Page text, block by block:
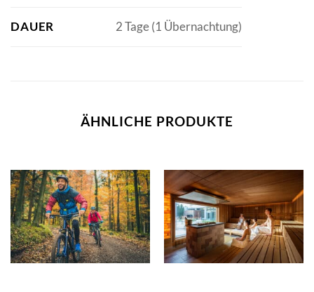
DAUER 2 Tage (1 Übernachtung)
ÄHNLICHE PRODUKTE